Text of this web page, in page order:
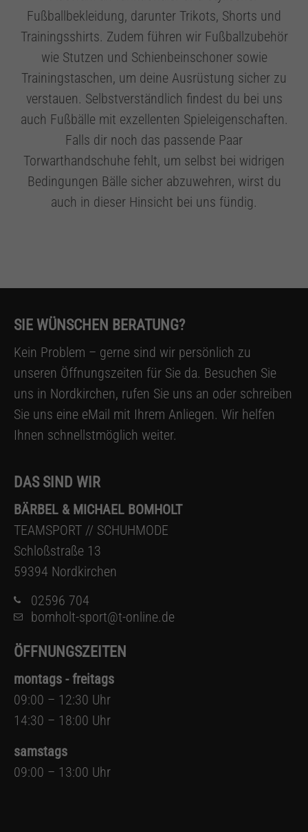
Fußballbekleidung, darunter Trikots, Shorts und
Trainingsshirts. Zudem führen wir Fußballzubehör
wie Stutzen und Schienbeinschoner sowie
Trainingstaschen, um deine Ausrüstung sicher zu
verstauen. Selbstverständlich findest du bei uns
auch Fußbälle mit exzellenten Spieleigenschaften.
Falls dir noch das passende Paar
Torwarthandschuhe fehlt, um selbst bei widrigen
Bedingungen Bälle sicher abzuwehren, wirst du
auch in dieser Hinsicht bei uns fündig.
SIE WÜNSCHEN BERATUNG?
Kein Problem – gerne sind wir persönlich zu
unseren Öffnungszeiten für Sie da. Besuchen Sie
uns in Nordkirchen, rufen Sie uns an oder schreiben
Sie uns eine eMail mit Ihrem Anliegen. Wir helfen
Ihnen schnellstmöglich weiter.
DAS SIND WIR
BÄRBEL & MICHAEL BOMHOLT
TEAMSPORT // SCHUHMODE
Schloßstraße 13
59394 Nordkirchen
02596 704
bomholt-sport@t-online.de
ÖFFNUNGSZEITEN
montags - freitags
09:00 – 12:30 Uhr
14:30 – 18:00 Uhr
samstags
09:00 – 13:00 Uhr